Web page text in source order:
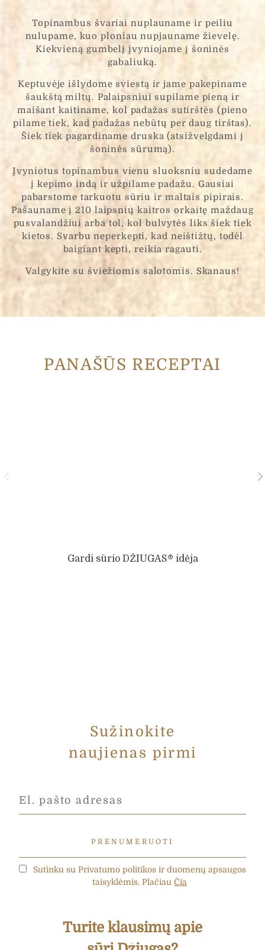
Topinambus švariai nuplauname ir peiliu
nulupame, kuo ploniau nupjauname žievelę.
Kiekvieną gumbelį įvyniojame į šoninės
gabaliuką.
Keptuvėje išlydome sviestą ir jame pakepiname
šaukštą miltų. Palaipsniui supilame pieną ir
maišant kaitiname, kol padažas sutirštės (pieno
pilame tiek, kad padažas nebūtų per daug tirštas).
Šiek tiek pagardiname druska (atsižvelgdami į
šoninės sūrumą).
Įvyniotus topinambus vienu sluoksniu sudedame
į kepimo indą ir užpilame padažu. Gausiai
pabarstome tarkuotu sūriu ir maltais pipirais.
Pašauname į 210 laipsnių kaitros orkaitę maždaug
pusvalandžiui arba tol, kol bulvytės liks šiek tiek
kietos. Svarbu neperkepti, kad neištižtų, todėl
baigiant kepti, reikia ragauti.
Valgykite su šviežiomis salotomis. Skanaus!
PANAŠŪS RECEPTAI
Gardi sūrio DŽIUGAS® idėja
Sužinokite
naujienas pirmi
Sutinku su Privatumo politikos ir duomenų apsaugos
taisyklėmis. Plačiau Čia
Turite klausimų apie